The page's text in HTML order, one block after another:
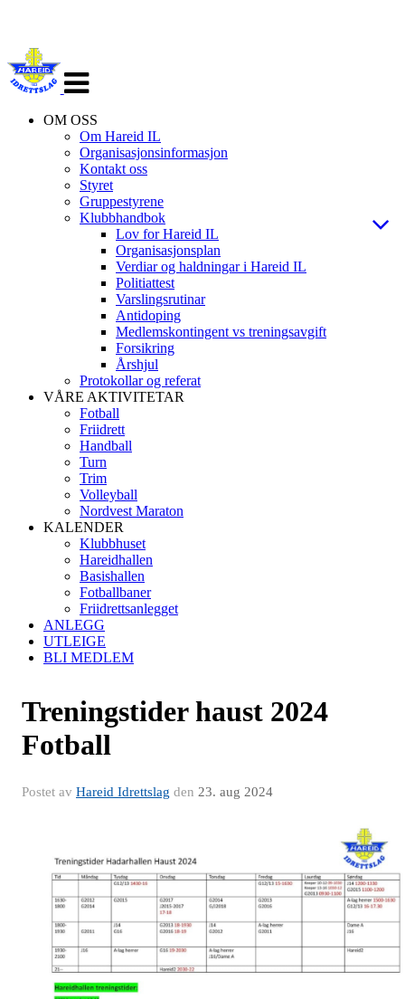
navigasjon
OM OSS
Om Hareid IL
Organisasjonsinformasjon
Kontakt oss
Styret
Gruppestyrene
Klubbhandbok
Lov for Hareid IL
Organisasjonsplan
Verdiar og haldningar i Hareid IL
Politiattest
Varslingsrutinar
Antidoping
Medlemskontingent vs treningsavgift
Forsikring
Årshjul
Protokollar og referat
VÅRE AKTIVITETAR
Fotball
Friidrett
Handball
Turn
Trim
Volleyball
Nordvest Maraton
KALENDER
Klubbhuset
Hareidhallen
Basishallen
Fotballbaner
Friidrettsanlegget
ANLEGG
UTLEIGE
BLI MEDLEM
Treningstider haust 2024
Fotball
Postet av Hareid Idrettslag den 23. aug 2024